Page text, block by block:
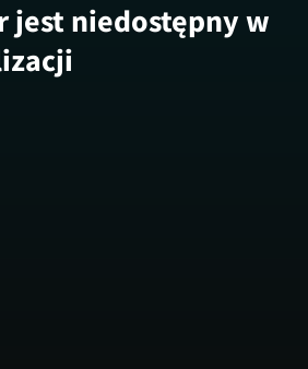
jest niedostępny w